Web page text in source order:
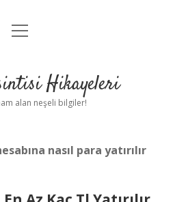
Anasayfa
Uyarı
menüyü
Hikayeleri
alan neşeli bilgiler!
nasıl para yatırılır